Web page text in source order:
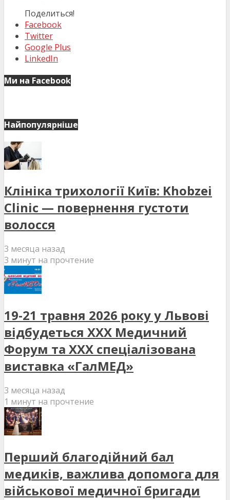
Поделиться!
Facebook
Twitter
Google Plus
LinkedIn
Ми на Facebook
Найпопулярніше
Клініка трихології Київ: Khobzei
Clinic — повернення густоти
волосся
3 месяца назад
3 минут на прочтение
19-21 травня 2026 року у Львові
відбудеться XXX Медичний
Форум та XXX спеціалізована
виставка «ГалМЕД»
3 месяца назад
1 минут на прочтение
Перший благодійний бал
медиків, важлива допомога для
військової медичної бригади